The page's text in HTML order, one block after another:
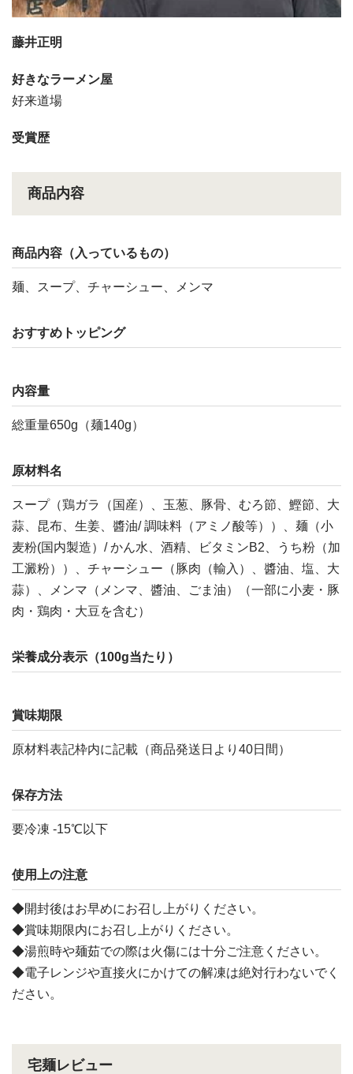
藤井正明
好きなラーメン屋
好来道場
受賞歴
商品内容
商品内容（入っているもの）
麺、スープ、チャーシュー、メンマ
おすすめトッピング
内容量
総重量650g（麺140g）
原材料名
スープ（鶏ガラ（国産）、玉葱、豚骨、むろ節、鰹節、大
蒜、昆布、生姜、醬油/ 調味料（アミノ酸等））、麺（小
麦粉(国内製造）/ かん水、酒精、ビタミンB2、うち粉（加
工澱粉））、チャーシュー（豚肉（輸入）、醬油、塩、大
蒜）、メンマ（メンマ、醬油、ごま油）（一部に小麦・豚
肉・鶏肉・大豆を含む）
栄養成分表示（100g当たり）
賞味期限
原材料表記枠内に記載（商品発送日より40日間）
保存方法
要冷凍 -15℃以下
使用上の注意
◆開封後はお早めにお召し上がりください。
◆賞味期限内にお召し上がりください。
◆湯煎時や麺茹での際は火傷には十分ご注意ください。
◆電子レンジや直接火にかけての解凍は絶対行わないでく
ださい。
宅麺レビュー